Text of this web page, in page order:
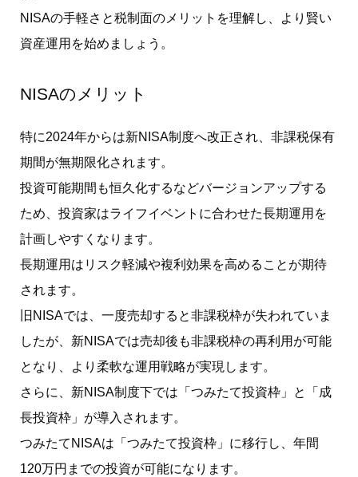
NISAの手軽さと税制面のメリットを理解し、より賢い
資産運用を始めましょう。
NISAのメリット
特に2024年からは新NISA制度へ改正され、非課税保有
期間が無期限化されます。
投資可能期間も恒久化するなどバージョンアップする
ため、投資家はライフイベントに合わせた長期運用を
計画しやすくなります。
長期運用はリスク軽減や複利効果を高めることが期待
されます。
旧NISAでは、一度売却すると非課税枠が失われていま
したが、新NISAでは売却後も非課税枠の再利用が可能
となり、より柔軟な運用戦略が実現します。
さらに、新NISA制度下では「つみたて投資枠」と「成
長投資枠」が導入されます。
つみたてNISAは「つみたて投資枠」に移行し、年間
120万円までの投資が可能になります。